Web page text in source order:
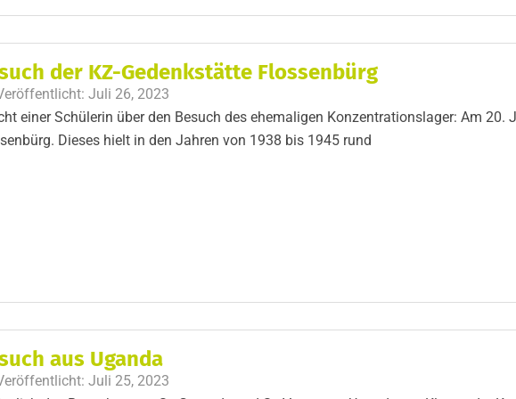
der KZ-Gedenkstätte Flossenbürg
Juli 26, 2023
einer Schülerin über den Besuch des ehemaligen Konzentrationslager: Am
Dieses hielt in den Jahren von 1938 bis 1945 rund
aus Uganda
Juli 25, 2023